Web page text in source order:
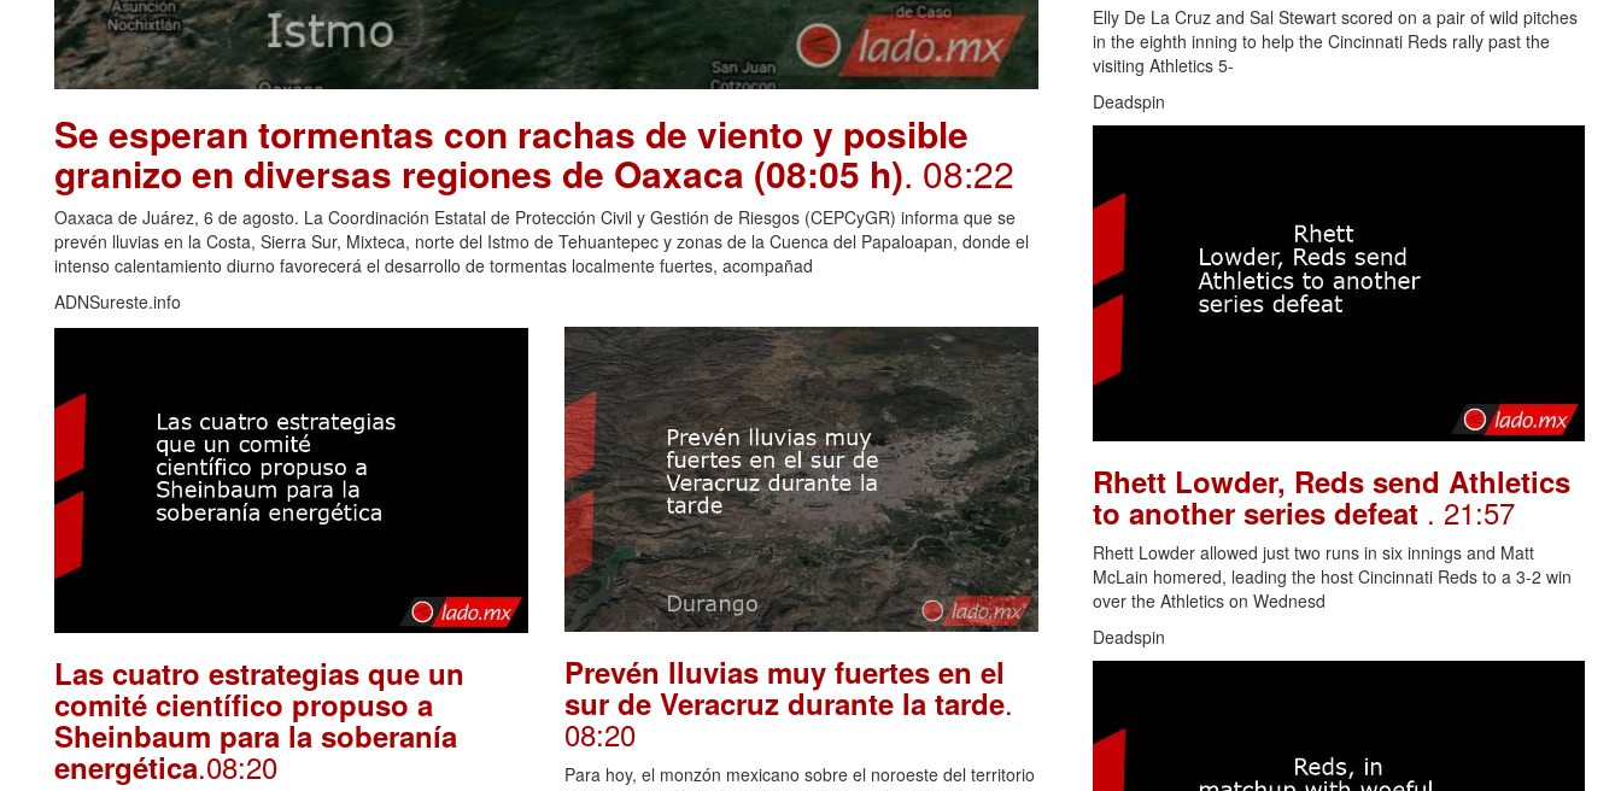
Se esperan tormentas con rachas de viento y posible
granizo en diversas regiones de Oaxaca (08:05 h). 08:22
Oaxaca de Juárez, 6 de agosto. La Coordinación Estatal de Protección Civil y Gestión de Riesgos (CEPCyGR) informa que se
prevén lluvias en la Costa, Sierra Sur, Mixteca, norte del Istmo de Tehuantepec y zonas de la Cuenca del Papaloapan, donde el
intenso calentamiento diurno favorecerá el desarrollo de tormentas localmente fuertes, acompañad
ADNSureste.info
Las cuatro estrategias que un
comité científico propuso a
Sheinbaum para la soberanía
energética.08:20
Prevén lluvias muy fuertes en el
sur de Veracruz durante la tarde.
08:20
Para hoy, el monzón mexicano sobre el noroeste del territorio
Elly De La Cruz and Sal Stewart scored on a pair of wild pitches
in the eighth inning to help the Cincinnati Reds rally past the
visiting Athletics 5-
Deadspin
Rhett Lowder, Reds send Athletics
to another series defeat . 21:57
Rhett Lowder allowed just two runs in six innings and Matt
McLain homered, leading the host Cincinnati Reds to a 3-2 win
over the Athletics on Wednesd
Deadspin